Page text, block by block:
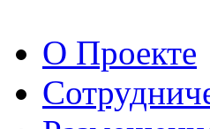
О Проекте